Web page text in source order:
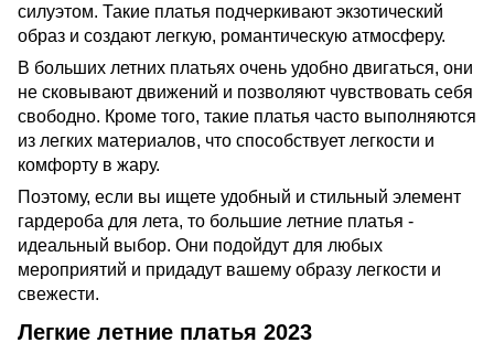
силуэтом. Такие платья подчеркивают экзотический
образ и создают легкую, романтическую атмосферу.
В больших летних платьях очень удобно двигаться, они
не сковывают движений и позволяют чувствовать себя
свободно. Кроме того, такие платья часто выполняются
из легких материалов, что способствует легкости и
комфорту в жару.
Поэтому, если вы ищете удобный и стильный элемент
гардероба для лета, то большие летние платья -
идеальный выбор. Они подойдут для любых
мероприятий и придадут вашему образу легкости и
свежести.
Легкие летние платья 2023